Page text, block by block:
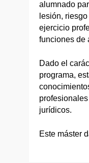
alumnado
lesión,
ejercicio
funciones de
Dado el
programa,
jurídicos.
Este máster